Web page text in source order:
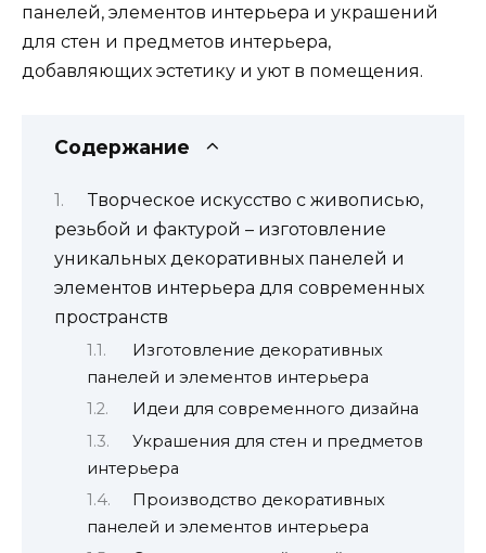
панелей, элементов интерьера и украшений
для стен и предметов интерьера,
добавляющих эстетику и уют в помещения.
Содержание
Творческое искусство с живописью,
резьбой и фактурой – изготовление
уникальных декоративных панелей и
элементов интерьера для современных
пространств
Изготовление декоративных
панелей и элементов интерьера
Идеи для современного дизайна
Украшения для стен и предметов
интерьера
Производство декоративных
панелей и элементов интерьера